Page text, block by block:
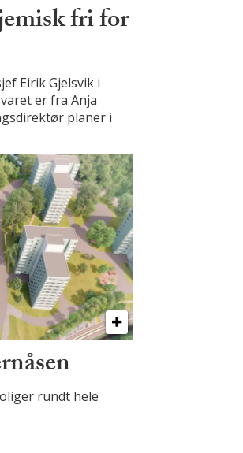
fri for
Eirik Gjelsvik i
er fra Anja
planer i
rundt hele